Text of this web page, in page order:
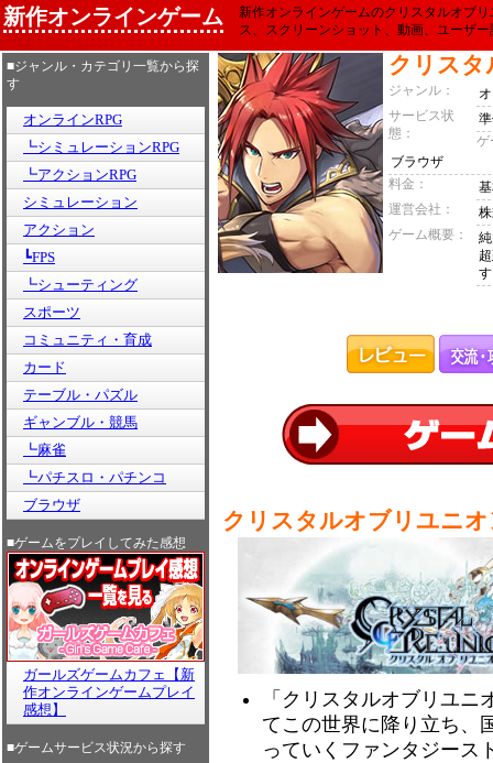
新作オンラインゲーム
新作オンラインゲームのクリスタルオブ
ス、スクリーンショット、動画、ユーザ
■ジャンル・カテゴリ一覧から探
す
オンラインRPG
┗シミュレーションRPG
┗アクションRPG
シミュレーション
アクション
┗FPS
┗シューティング
スポーツ
コミュニティ・育成
カード
テーブル・パズル
ギャンブル・競馬
┗麻雀
┗パチスロ・パチンコ
ブラウザ
■ゲームをプレイしてみた感想
ガールズゲームカフェ【新
作オンラインゲームプレイ
感想】
■ゲームサービス状況から探す
クリス
ジャンル：
サービス状
態：
ゲ
ブラウザ
料金：
運営会社：
ゲーム概要：
クリスタルオブリユニ
「クリスタルオブリユ
てこの世界に降り立ち、
っていくファンタジース